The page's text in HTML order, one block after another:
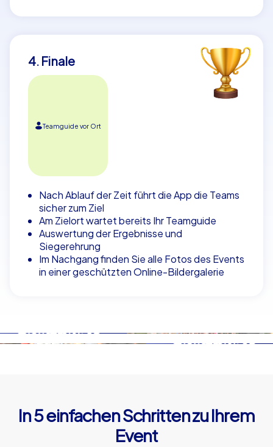
4. Finale
Teamguide vor Ort
Nach Ablauf der Zeit führt die App die Teams
sicher zum Ziel
Am Zielort wartet bereits Ihr Teamguide
Auswertung der Ergebnisse und
Siegerehrung
Im Nachgang finden Sie alle Fotos des Events
in einer geschützten Online-Bildergalerie
In 5 einfachen Schritten zu Ihrem
Event